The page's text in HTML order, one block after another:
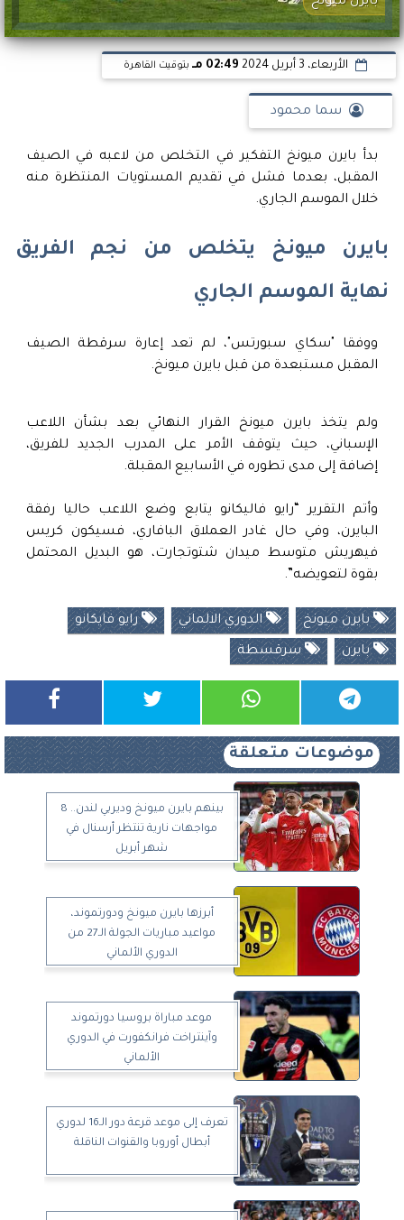
الأربعاء، 3 أبريل 2024 02:49 مـ بتوقيت القاهرة
سما محمود
بدأ بايرن ميونخ التفكير في التخلص من لاعبه في الصيف
المقبل، بعدما فشل في تقديم المستويات المنتظرة منه
خلال الموسم الجاري.
بايرن ميونخ يتخلص من نجم الفريق
نهاية الموسم الجاري
ووفقا "سكاي سبورتس"، لم تعد إعارة سرقطة الصيف
المقبل مستبعدة من قبل بايرن ميونخ.
ولم يتخذ بايرن ميونخ القرار النهائي بعد بشأن اللاعب
الإسباني، حيث يتوقف الأمر على المدرب الجديد للفريق،
إضافة إلى مدى تطوره في الأسابيع المقبلة.
وأتم التقرير “رايو فاليكانو يتابع وضع اللاعب حاليا رفقة
البايرن، وفي حال غادر العملاق البافاري، فسيكون كريس
فيهريش متوسط ميدان شتوتجارت، هو البديل المحتمل
بقوة لتعويضه”.
بايرن ميونخ الدوري الالماني رايو فايكانو
بايرن سرقسطة
موضوعات متعلقة
بينهم بايرن ميونخ وديربي لندن.. 8
مواجهات نارية تنتظر أرسنال في
شهر أبريل
أبرزها بايرن ميونخ ودورتموند،
مواعيد مباريات الجولة الـ27 من
الدوري الألماني
موعد مباراة بروسيا دورتموند
وآينتراخت فرانكفورت في الدوري
الألماني
تعرف إلى موعد قرعة دور الـ16 لدوري
أبطال أوروبا والقنوات الناقلة